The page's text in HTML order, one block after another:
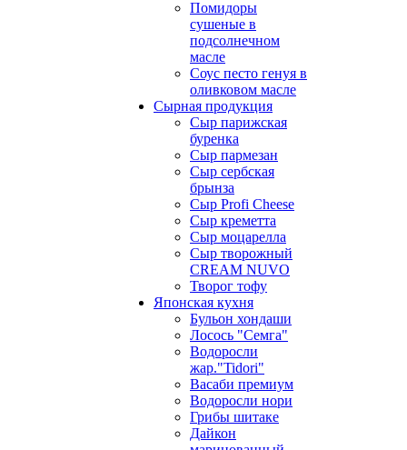
Помидоры
сушеные в
подсолнечном
масле
Соус песто генуя в
оливковом масле
Сырная продукция
Сыр парижская
буренка
Сыр пармезан
Сыр сербская
брынза
Сыр Profi Cheese
Сыр креметта
Сыр моцарелла
Сыр творожный
CREАM NUVO
Творог тофу
Японская кухня
Бульон хондаши
Лосось "Семга"
Водоросли
жар."Tidori"
Васаби премиум
Водоросли нори
Грибы шитаке
Дайкон